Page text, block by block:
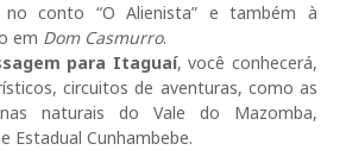
no conto “O Alienista” e também à
em Dom Casmurro.
para Itaguaí, você conhecerá,
circuitos de aventuras, como as
naturais do Vale do Mazomba,
Estadual Cunhambebe.